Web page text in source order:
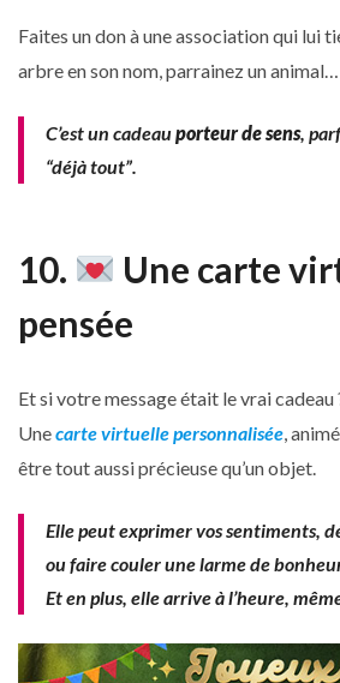
Faites un don à une association qui lui
arbre en son nom, parrainez un animal…
C’est un cadeauporteur de sens,
“déjà tout”.
10.
Une carte
pensée
Et si votre message était le vrai cadeau
Unecarte virtuelle personnalisée ,
être tout aussi précieuse qu’un objet.
Elle peut exprimer vos sentiments,
ou faire couler une larme de
Et en plus, elle arrive à l’heure,